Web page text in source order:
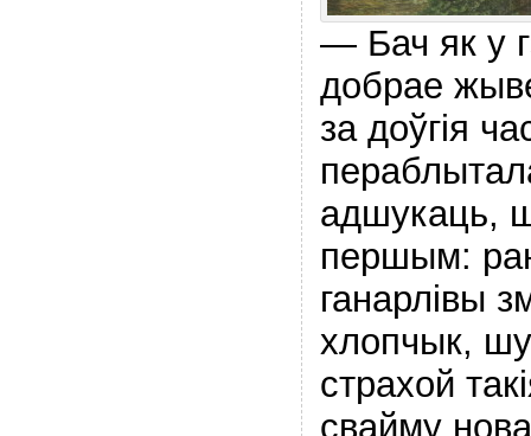
— Бач як у
добрае
за доўгiя
адшукаць,
першым:
ганарлiвы
хлопчык,
страхой
свайму